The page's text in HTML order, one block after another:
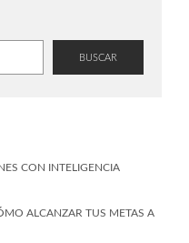
BUSCAR
CON INTELIGENCIA
ALCANZAR TUS METAS A